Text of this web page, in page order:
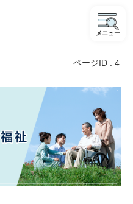
メニュー
ページID : 4